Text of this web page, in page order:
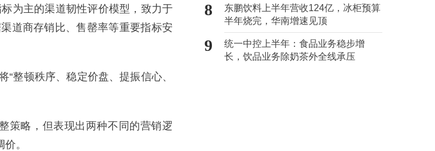
为主的渠道韧性评价模型，致力于
道商存销比、售罄率等重要指标安
整顿秩序、稳定价盘、提振信心、
策略，但表现出两种不同的营销逻
。
8
东鹏饮料上半年营收124亿，冰柜预算
半年烧完，华南增速见顶
9
统一中控上半年：食品业务稳步增
长，饮品业务除奶茶外全线承压